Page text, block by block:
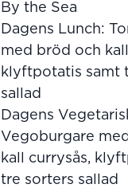
By the Sea
Dagens Lunch:
med bröd och
klyftpotatis samt
sallad
Dagens
Vegoburgare
kall currysås,
tre sorters sallad